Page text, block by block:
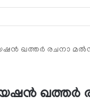
ഖത്തര്‍ രചനാ
ഖത്തര്‍